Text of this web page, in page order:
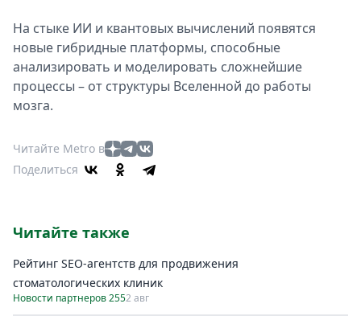
На стыке ИИ и квантовых вычислений появятся
новые гибридные платформы, способные
анализировать и моделировать сложнейшие
процессы – от структуры Вселенной до работы
мозга.
Читайте Metro в
Поделиться
Читайте также
Рейтинг SEO-агентств для продвижения
стоматологических клиник
Новости партнеров 2552 авг